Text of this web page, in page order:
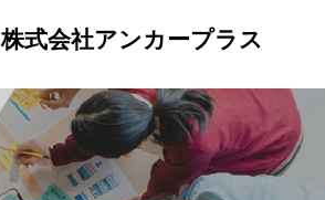
株式会社アンカープラス